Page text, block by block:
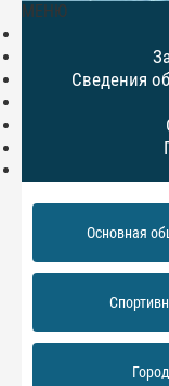
МЕНЮ
Сведения
Основная